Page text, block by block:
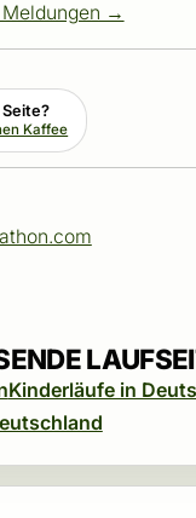
→
Kaffee
Kinderläufe in